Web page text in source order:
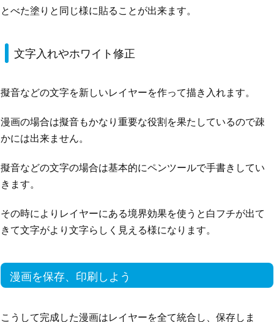
とべた塗りと同じ様に貼ることが出来ます。
文字入れやホワイト修正
擬音などの文字を新しいレイヤーを作って描き入れます。
漫画の場合は擬音もかなり重要な役割を果たしているので疎
かには出来ません。
擬音などの文字の場合は基本的にペンツールで手書きしてい
きます。
その時によりレイヤーにある境界効果を使うと白フチが出て
きて文字がより文字らしく見える様になります。
漫画を保存、印刷しよう
こうして完成した漫画はレイヤーを全て統合し、保存しま